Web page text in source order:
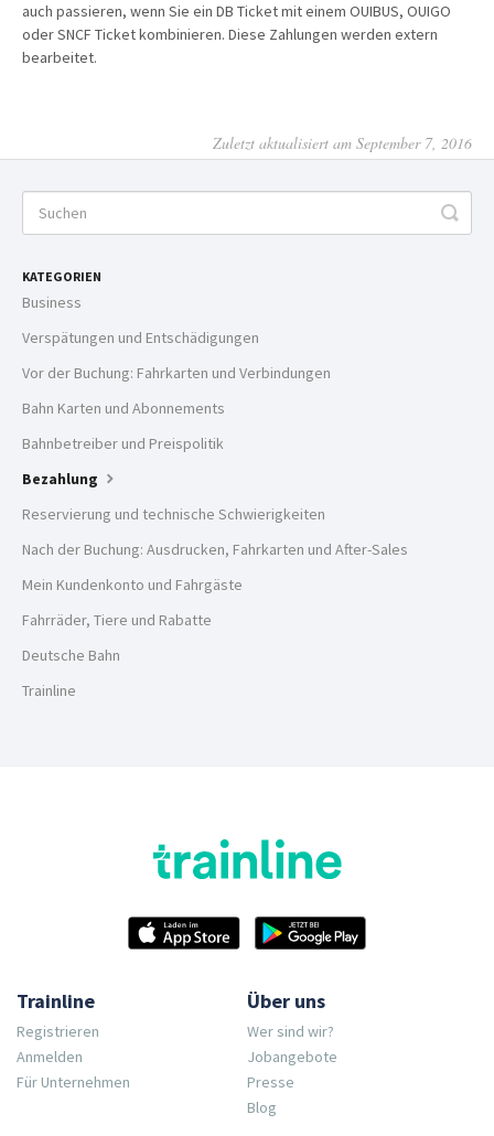
auch passieren, wenn Sie ein DB Ticket mit einem OUIBUS, OUIGO
oder SNCF Ticket kombinieren. Diese Zahlungen werden extern
bearbeitet.
Zuletzt aktualisiert am September 7, 2016
KATEGORIEN
Business
Verspätungen und Entschädigungen
Vor der Buchung: Fahrkarten und Verbindungen
Bahn Karten und Abonnements
Bahnbetreiber und Preispolitik
Bezahlung
Reservierung und technische Schwierigkeiten
Nach der Buchung: Ausdrucken, Fahrkarten und After-Sales
Mein Kundenkonto und Fahrgäste
Fahrräder, Tiere und Rabatte
Deutsche Bahn
Trainline
Trainline
Registrieren
Anmelden
Für Unternehmen
Über uns
Wer sind wir?
Jobangebote
Presse
Blog